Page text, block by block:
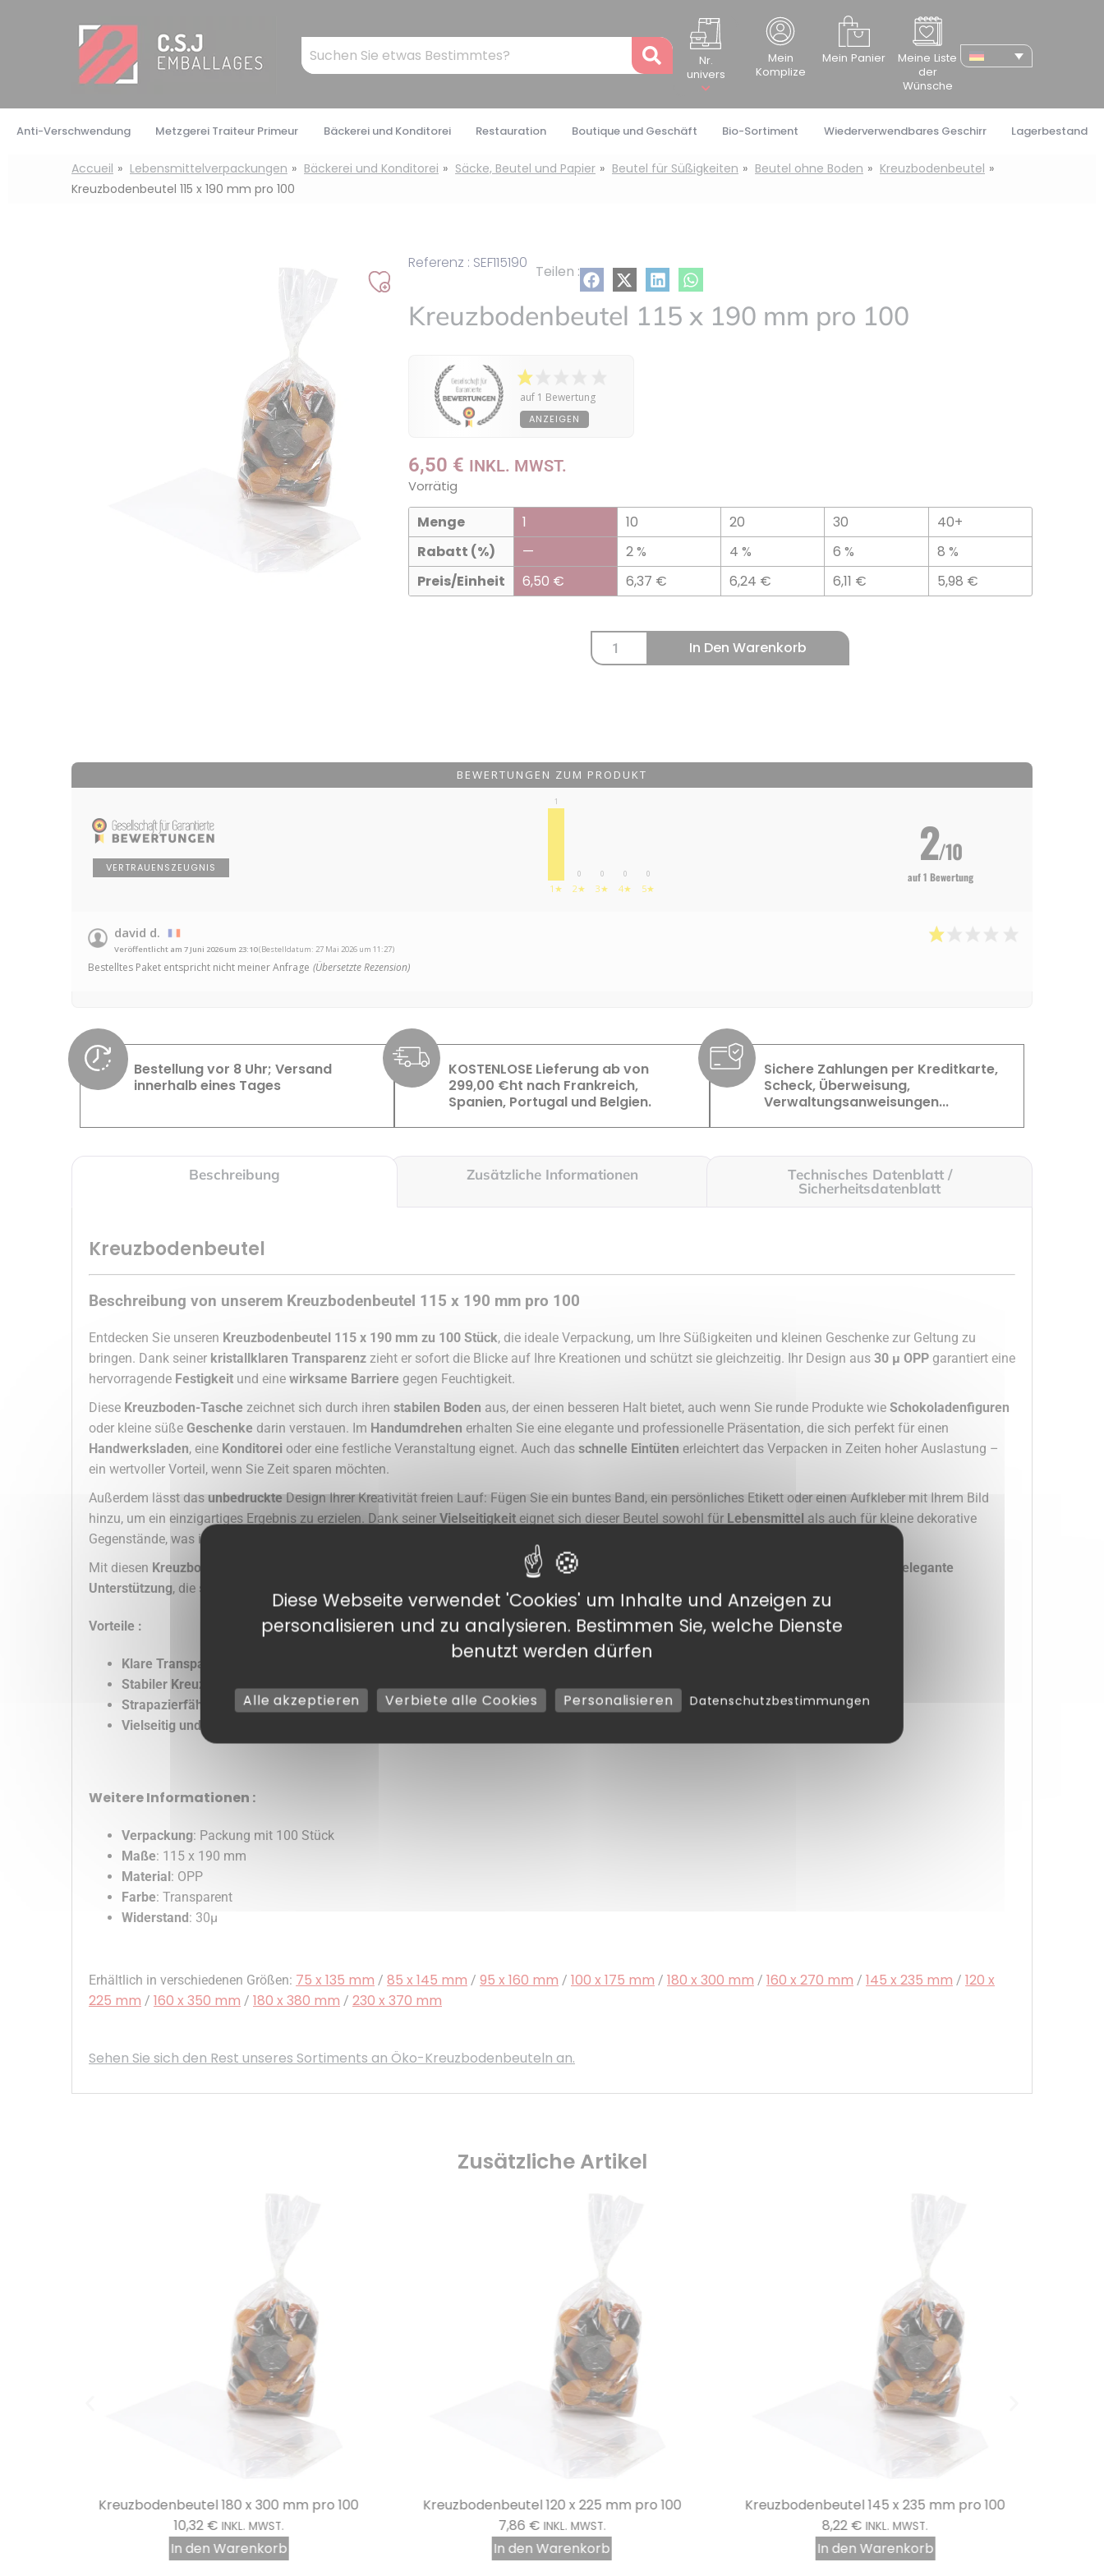
Mots
clés
Rechercher
Nr.
univers
Mein
Komplize
Mein Panier
Meine Liste
der
Wünsche
Anti-Verschwendung Metzgerei Traiteur Primeur Bäckerei und Konditorei Restauration Boutique und Geschäft Bio-Sortiment Wiederverwendbares Geschirr Lagerbestand
Accueil Lebensmittelverpackungen Bäckerei und Konditorei Säcke, Beutel und Papier Beutel für Süßigkeiten Beutel ohne Boden
Kreuzbodenbeutel
Kreuzbodenbeutel 115 x 190 mm pro 100
Auf
meine
Referenz : SEF115190 Teilen :
Kreuzbodenbeutel 115 x 190 mm pro 100
auf 1 Bewertung
ANZEIGEN
6,50 € INKL. MWST.
Vorrätig
Menge
Rabatt (%)
Preis/Einheit
1
—
6,50 €
10
2 %
6,37 €
20
4 %
6,24 €
30
6 %
6,11 €
40+
8 %
5,98 €
In Den Warenkorb
BEWERTUNGEN ZUM PRODUKT
VERTRAUENSZEUGNIS
1
1★
0
2★
0
3★
0
4★
0
5★
2/10
auf 1 Bewertung
david d.
Veröffentlicht am 7 Juni 2026 um 23:10(Bestelldatum: 27 Mai 2026 um 11:27)
Bestelltes Paket entspricht nicht meiner Anfrage (Übersetzte Rezension)
Bestellung vor 8 Uhr; Versand
innerhalb eines Tages
KOSTENLOSE Lieferung ab von
299,00 €ht nach Frankreich,
Spanien, Portugal und Belgien.
Sichere Zahlungen per Kreditkarte,
Scheck, Überweisung,
Verwaltungsanweisungen...
Beschreibung Zusätzliche Informationen
Technisches Datenblatt /
Sicherheitsdatenblatt
Kreuzbodenbeutel
Beschreibung von unserem Kreuzbodenbeutel 115 x 190 mm pro 100
Entdecken Sie unseren Kreuzbodenbeutel 115 x 190 mm zu 100 Stück, die ideale Verpackung, um Ihre Süßigkeiten und kleinen Geschenke zur Geltung zu
bringen. Dank seiner kristallklaren Transparenz zieht er sofort die Blicke auf Ihre Kreationen und schützt sie gleichzeitig. Ihr Design aus 30 µ OPP garantiert eine
hervorragende Festigkeit und eine wirksame Barriere gegen Feuchtigkeit.
Diese Kreuzboden-Tasche zeichnet sich durch ihren stabilen Boden aus, der einen besseren Halt bietet, auch wenn Sie runde Produkte wie Schokoladenfiguren
oder kleine süße Geschenke darin verstauen. Im Handumdrehen erhalten Sie eine elegante und professionelle Präsentation, die sich perfekt für einen
Handwerksladen, eine Konditorei oder eine festliche Veranstaltung eignet. Auch das schnelle Eintüten erleichtert das Verpacken in Zeiten hoher Auslastung –
ein wertvoller Vorteil, wenn Sie Zeit sparen möchten.
Außerdem lässt dasunbedruckteDesign Ihrer Kreativität freien Lauf: Fügen Sie ein buntes Band, ein persönliches Etikett oder einen Aufkleber mit Ihrem Bild
hinzu, um ein einzigartiges Ergebnis zu erzielen. Dank seiner Vielseitigkeit eignet sich dieser Beutel sowohl für Lebensmittel als auch für kleine dekorative
Gegenstände, was ihn zu einem Muss für Geschäfts- und Privatkunden macht.
Mit diesen Kreuzbodenbeuteln entscheiden Sie sich für eine Verpackungslösung, die Ihre Produkte aufwertet. Geben Sie Ihren Kreationen die
elegante
Unterstützung, die sie verdienen, und begeistern Sie Ihre Kunden auf den ersten Blick.
Vorteile :
Klare Transparenz
Stabiler Kreuzbodenfür die Aufnahme von Schokolade, Bonbons oder Figuren.
Strapazierfähiges OPP 30 µbietet Schutz und Frische.
Vielseitig und individuell gestaltbar
Weitere Informationen :
Verpackung: Packung mit 100 Stück
Maße: 115 x 190 mm
Material: OPP
Farbe: Transparent
Widerstand: 30µ
Erhältlich in verschiedenen Größen: 75 x 135 mm / 85 x 145 mm / 95 x 160 mm / 100 x 175 mm / 180 x 300 mm / 160 x 270 mm / 145 x 235 mm / 120 x
225 mm / 160 x 350 mm / 180 x 380 mm / 230 x 370 mm
Sehen Sie sich den Rest unseres Sortiments an Öko-Kreuzbodenbeuteln an.
Zusätzliche Artikel
Kreuzbodenbeutel 180 x 300 mm pro 100
10,32€ INKL. MWST.
In den Warenkorb
Kreuzbodenbeutel 120 x 225 mm pro 100
7,86 € INKL. MWST.
In den Warenkorb
Kreuzbodenbeutel 145 x 235 mm pro 100
8,22€ INKL. MWST.
In den Warenkorb
Diese Webseite verwendet 'Cookies' um Inhalte und Anzeigen zu
personalisieren und zu analysieren. Bestimmen Sie, welche Dienste
benutzt werden dürfen
Alle akzeptieren Verbiete alle Cookies Personalisieren Datenschutzbestimmungen